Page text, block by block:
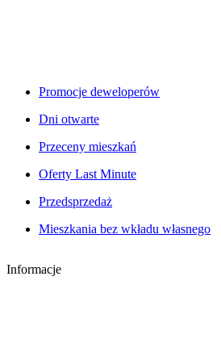
Promocje deweloperów
Dni otwarte
Przeceny mieszkań
Oferty Last Minute
Przedsprzedaż
Mieszkania bez wkładu własnego
Informacje